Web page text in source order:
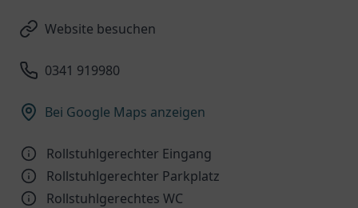
Website besuchen
0341 919980
Bei Google Maps anzeigen
Rollstuhlgerechter Eingang
Rollstuhlgerechter Parkplatz
Rollstuhlgerechtes WC